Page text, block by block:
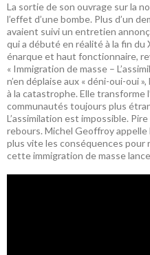
La sortie de son ouvrage sur la
l’effet d’une bombe. Plus d’un
avaient suivi un entretien
qui a débuté en réalité à la fin du
énarque et haut fonctionnaire,
« Immigration de masse –
n’en déplaise aux « déni-oui-oui
à la catastrophe. Elle transforme
communautés toujours plus
L’assimilation est impossible.
rebours. Michel Geoffroy
plus vite les conséquences pour
cette immigration de masse